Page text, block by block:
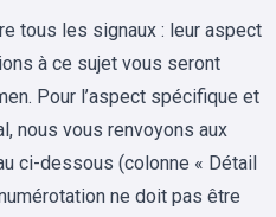
tous les signaux : leur aspect
à ce sujet vous seront
Pour l’aspect spécifique et
nous vous renvoyons aux
ci-dessous (colonne « Détail
ne doit pas être